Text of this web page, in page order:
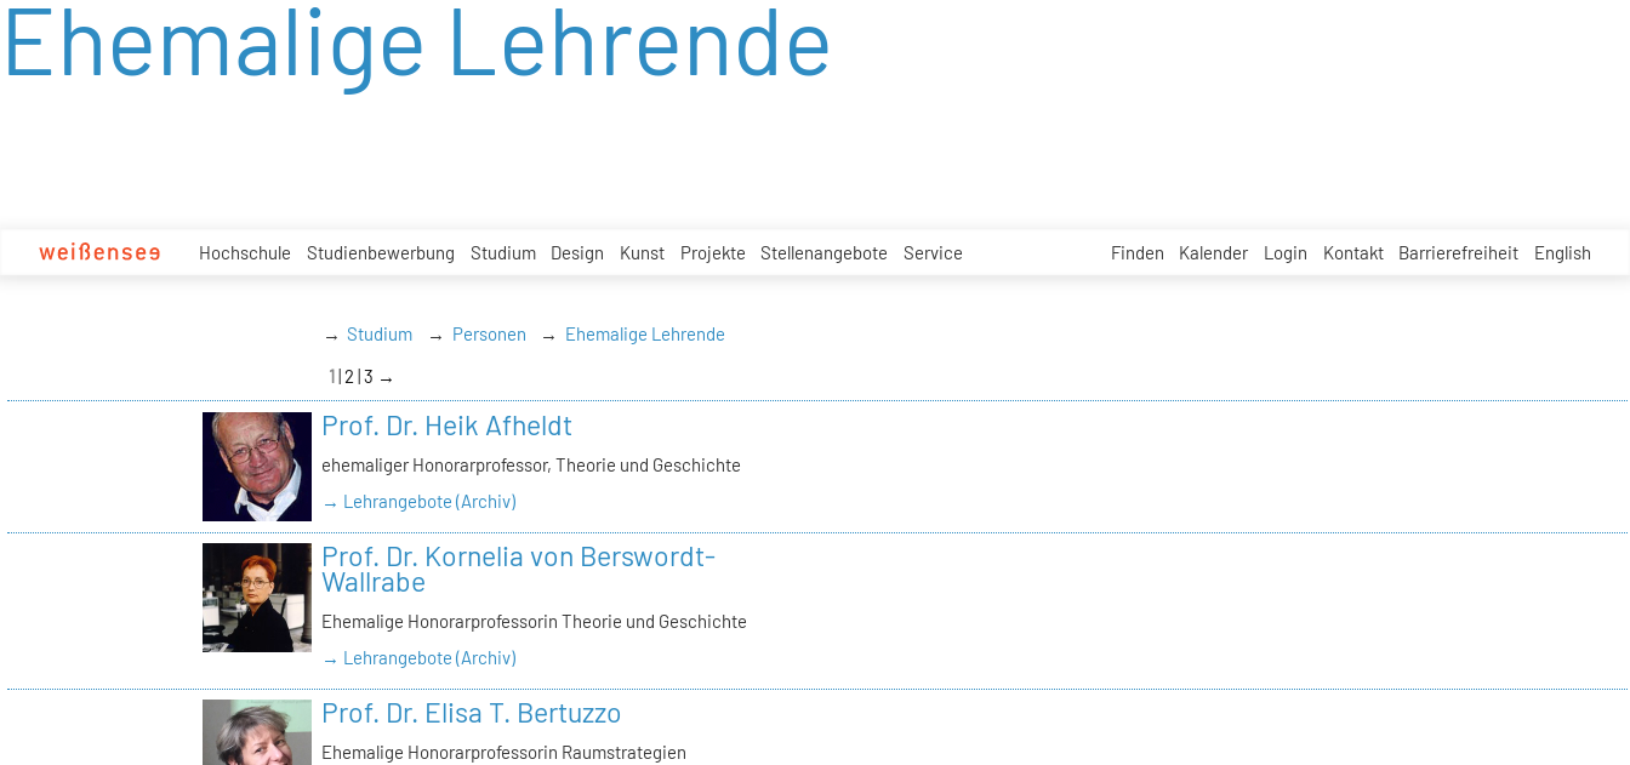
zum
Inhalt
Hochschule Studienbewerbung Studium Design Kunst Projekte Stellenangebote Service Finden Kalender Login Kontakt Barrierefreiheit English
Ehemalige Lehrende
Studium Personen
Ehemalige Lehrende
1 2 3 →
Prof. Dr. Heik Afheldt
ehemaliger Honorarprofessor, Theorie und Geschichte
→ Lehrangebote (Archiv)
Prof. Dr. Kornelia von Berswordt-
Wallrabe
Ehemalige Honorarprofessorin Theorie und Geschichte
→ Lehrangebote (Archiv)
Prof. Dr. Elisa T. Bertuzzo
Ehemalige Honorarprofessorin Raumstrategien